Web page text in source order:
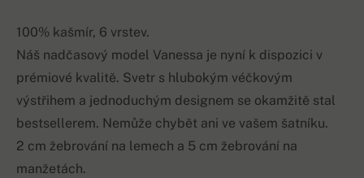
100% kašmír, 6 vrstev.
Náš nadčasový model Vanessa je nyní k dispozici v
prémiové kvalitě. Svetr s hlubokým véčkovým
výstřihem a jednoduchým designem se okamžitě stal
bestsellerem. Nemůže chybět ani ve vašem šatníku.
2 cm žebrování na lemech a 5 cm žebrování na
manžetách.